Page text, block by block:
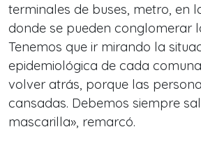
terminales de buses, metro, en
donde se pueden conglomerar
Tenemos que ir mirando la
epidemiológica de cada
volver atrás, porque las
cansadas. Debemos siempre
mascarilla», remarcó.